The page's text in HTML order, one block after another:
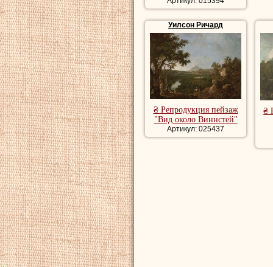
Уилсон Ричард
₴ Репродукция пейзаж
"Вид около Виннстей"
Артикул: 025437
₴